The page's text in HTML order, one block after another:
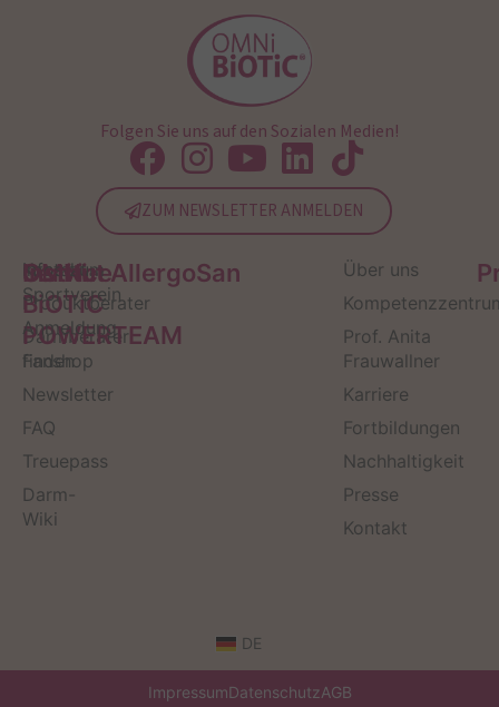
Folgen Sie uns auf den Sozialen Medien!
ZUM NEWSLETTER ANMELDEN
Service
Kontakt
Produktberater
Darmberater
finden
Newsletter
FAQ
Treuepass
Darm-
Wiki
OMNi-
BiOTiC
POWERTEAM
Infos zum
Sportverein
Anmeldung
Fanshop
Institut AllergoSan
Über uns
Prof. Anita
Frauwallner
Karriere
Fortbildungen
Nachhaltigkeit
Presse
Kontakt
DE
ImpressumDatenschutzAGB